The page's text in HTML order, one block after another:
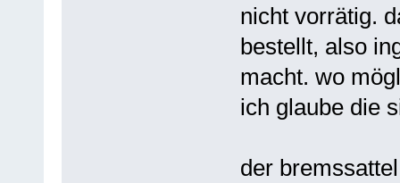
nicht vorrätig.
bestellt, also
macht. wo
ich glaube die
der